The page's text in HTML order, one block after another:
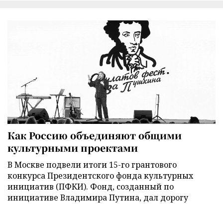
Как Россию объединяют общими
культурными проектами
В Москве подвели итоги 15-го грантового
конкурса Президентского фонда культурных
инициатив (ПФКИ). Фонд, созданный по
инициативе Владимира Путина, дал дорогу